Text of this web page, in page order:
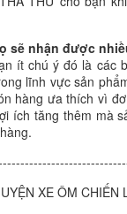
sẽ nhận được
ít chú ý đó là các
lĩnh vực sản
hàng ưa thích vì
ích tăng thêm mà
XE ÔM CHIẾN